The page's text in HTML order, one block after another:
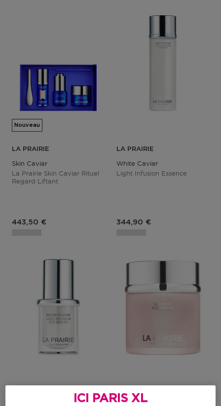
Nouveau
LA PRAIRIE
Skin Caviar
La Prairie Skin Caviar Rituel
Regard Liftant
Prix du produit
443,50 €
LA PRAIRIE
White Caviar
Light Infusion Essence
Prix du produit
344,90 €
LA PRAIRIE
ICI PARIS XL